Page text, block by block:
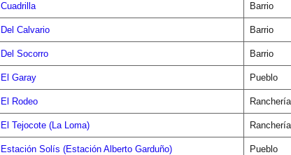
Cuadrilla Barrio
Del Calvario Barrio
Del Socorro Barrio
El Garay Pueblo
El Rodeo Ranchería
El Tejocote (La Loma) Ranchería
Estación Solís (Estación Alberto Garduño) Pueblo